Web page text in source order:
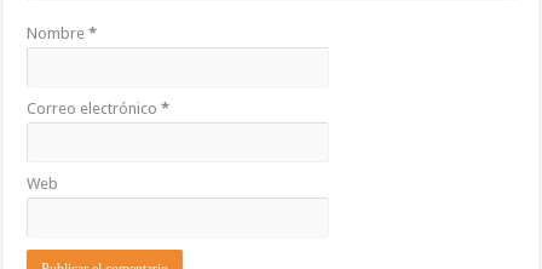
Nombre*
Correo electrónico*
Web